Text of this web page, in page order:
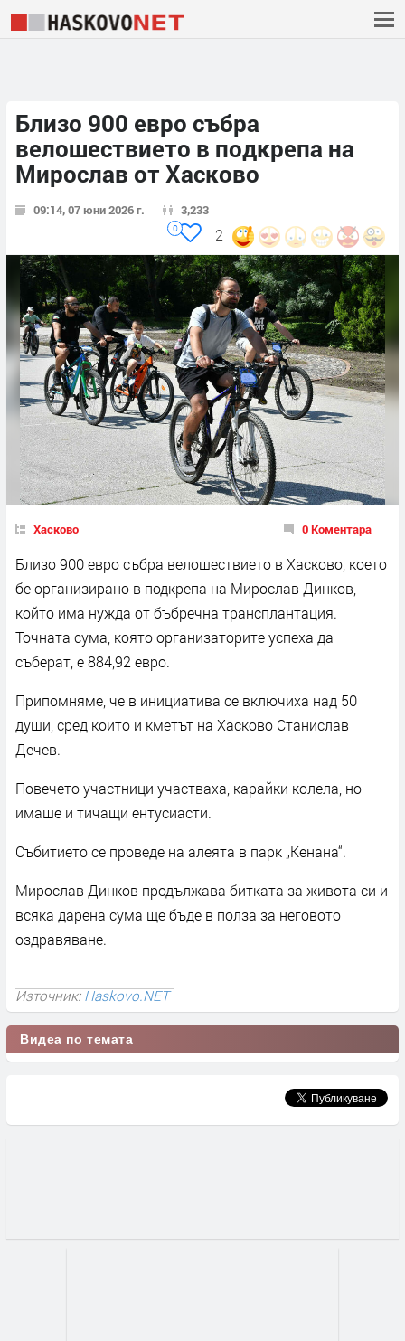
Близо 900 евро събра
велошествието в подкрепа на
Мирослав от Хасково
09:14, 07 юни 2026 г. 3,233
2
0
Хасково 0 Коментара
Близо 900 евро събра велошествието в Хасково, което
бе организирано в подкрепа на Мирослав Динков,
който има нужда от бъбречна трансплантация.
Точната сума, която организаторите успеха да
съберат, е 884,92 евро.
Припомняме, че в инициатива се включиха над 50
души, сред които и кметът на Хасково Станислав
Дечев.
Повечето участници участваха, карайки колела, но
имаше и тичащи ентусиасти.
Събитието се проведе на алеята в парк „Кенана“.
Мирослав Динков продължава битката за живота си и
всяка дарена сума ще бъде в полза за неговото
оздравяване.
Източник:Haskovo.NET
Видеа по темата